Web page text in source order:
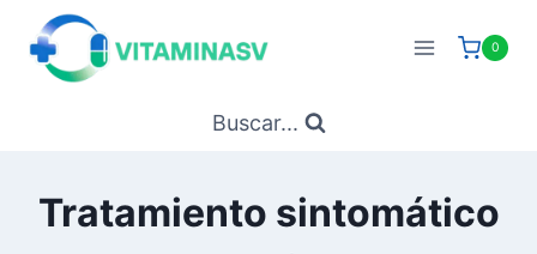
Saltar
contenido
0
Buscar...
Tratamiento sintomático